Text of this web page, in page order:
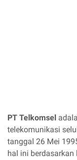
PT Telkomsel
telekomunikasi
tanggal 26 Mei
hal ini